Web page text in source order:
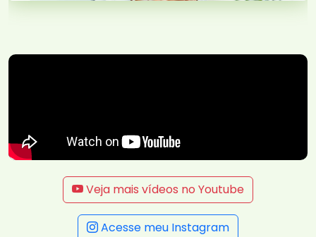
Veja mais vídeos no Youtube
Acesse meu Instagram